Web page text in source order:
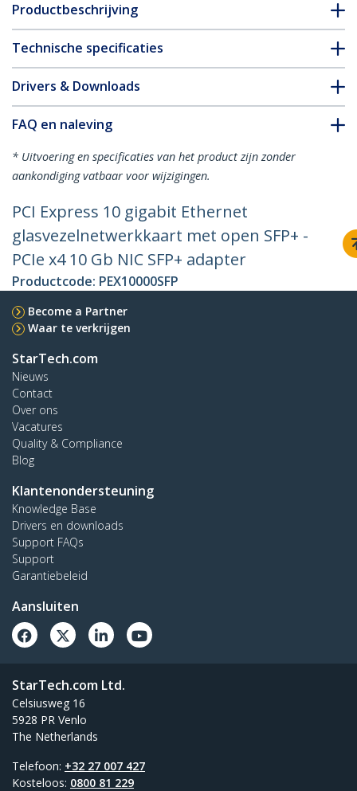
Productbeschrijving
Technische specificaties
Drivers & Downloads
FAQ en naleving
* Uitvoering en specificaties van het product zijn zonder
aankondiging vatbaar voor wijzigingen.
PCI Express 10 gigabit Ethernet
glasvezelnetwerkkaart met open SFP+ -
PCIe x4 10 Gb NIC SFP+ adapter
Productcode: PEX10000SFP
Become a Partner
Waar te verkrijgen
StarTech.com
Nieuws
Contact
Over ons
Vacatures
Quality & Compliance
Blog
Klantenondersteuning
Knowledge Base
Drivers en downloads
Support FAQs
Support
Garantiebeleid
Aansluiten
StarTech.com Ltd.
Celsiusweg 16
5928 PR Venlo
The Netherlands
Telefoon: +32 27 007 427
Kosteloos: 0800 81 229